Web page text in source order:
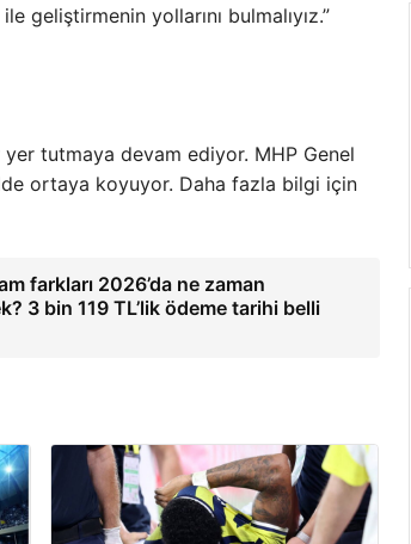
geliştirmenin yollarını bulmalıyız.”
yer tutmaya devam ediyor. MHP Genel
ortaya koyuyor. Daha fazla bilgi için
farkları 2026’da ne zaman
3 bin 119 TL’lik ödeme tarihi belli